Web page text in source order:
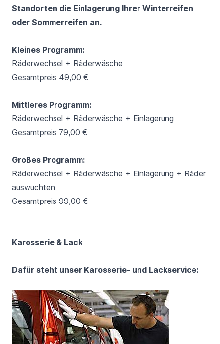
Standorten die Einlagerung Ihrer Winterreifen
oder Sommerreifen an.
Kleines Programm:
Räderwechsel + Räderwäsche
Gesamtpreis 49,00 €
Mittleres Programm:
Räderwechsel + Räderwäsche + Einlagerung
Gesamtpreis 79,00 €
Großes Programm:
Räderwechsel + Räderwäsche + Einlagerung + Räder
auswuchten
Gesamtpreis 99,00 €
Karosserie & Lack
Dafür steht unser Karosserie- und Lackservice: